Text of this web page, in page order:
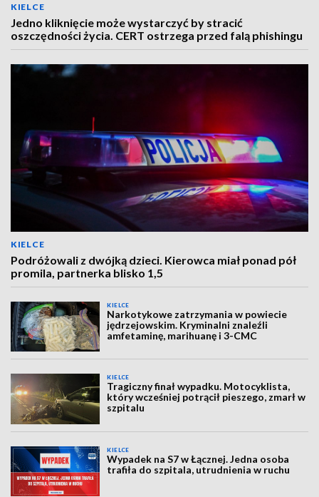
KIELCE
Jedno kliknięcie może wystarczyć by stracić
oszczędności życia. CERT ostrzega przed falą phishingu
KIELCE
Podróżowali z dwójką dzieci. Kierowca miał ponad pół
promila, partnerka blisko 1,5
KIELCE
Narkotykowe zatrzymania w powiecie
jędrzejowskim. Kryminalni znaleźli
amfetaminę, marihuanę i 3-CMC
KIELCE
Tragiczny finał wypadku. Motocyklista,
który wcześniej potrącił pieszego, zmarł w
szpitalu
KIELCE
Wypadek na S7 w Łącznej. Jedna osoba
trafiła do szpitala, utrudnienia w ruchu